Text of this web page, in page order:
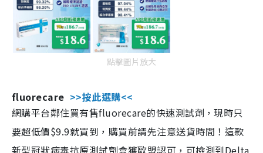
點擊圖片放大
fluorecare >>按此選購<<
網購平台鄰住買有售fluorecare的快速測試劑，現時只
要超低價$9.9就買到，購買前請先注意送貨時間！這款
新型冠狀病毒抗原測試劑盒獲歐盟認可，可檢測到Delta